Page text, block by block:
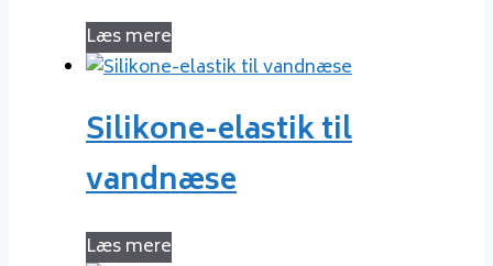
Læs mere
Silikone-elastik til
vandnæse
Læs mere